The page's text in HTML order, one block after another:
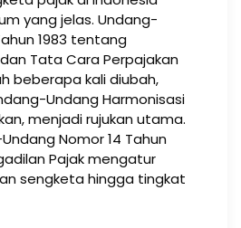
yang jelas. Undang-
1983 tentang
Tata Cara Perpajakan
beberapa kali diubah,
Undang Harmonisasi
menjadi rujukan utama.
Nomor 14 Tahun
Pajak mengatur
sengketa hingga tingkat